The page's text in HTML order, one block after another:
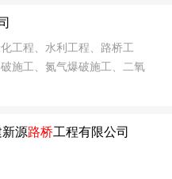
工程、水利工程、路桥工
施工、氮气爆破施工、二氧
公司！是经国家工商部门审
平使其发展壮大，公司以多
源路桥工程有限公司